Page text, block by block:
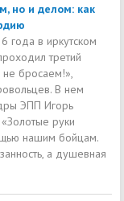
но и делом: как
года в иркутском
третий
бросаем!»,
В нем
ЭПП Игорь
руки
нашим бойцам.
а душевная